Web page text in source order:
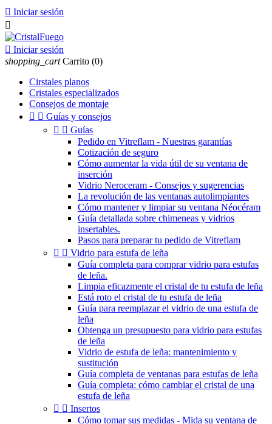
 Iniciar sesión

 Iniciar sesión
shopping_cart Carrito (0)
Cirstales planos
Cristales especializados
Consejos de montaje
  Guías y consejos
  Guías
Pedido en Vitreflam - Nuestras garantías
Cotización de seguro
Cómo aumentar la vida útil de su ventana de
inserción
Vidrio Neroceram - Consejos y sugerencias
La revolución de las ventanas autolimpiantes
Cómo mantener y limpiar su ventana Néocéram
Guía detallada sobre chimeneas y vidrios
insertables.
Pasos para preparar tu pedido de Vitreflam
  Vidrio para estufa de leña
Guía completa para comprar vidrio para estufas
de leña.
Limpia eficazmente el cristal de tu estufa de leña
Está roto el cristal de tu estufa de leña
Guía para reemplazar el vidrio de una estufa de
leña
Obtenga un presupuesto para vidrio para estufas
de leña
Vidrio de estufa de leña: mantenimiento y
sustitución
Guía completa de ventanas para estufas de leña
Guía completa: cómo cambiar el cristal de una
estufa de leña
  Insertos
Cómo tomar sus medidas - Mida su ventana de